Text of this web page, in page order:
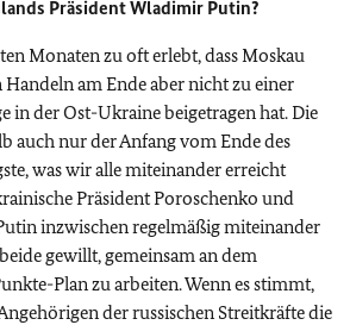
Präsident Wladimir Putin?
Monaten zu oft erlebt, dass Moskau
am Ende aber nicht zu einer
in der Ost-Ukraine beigetragen hat. Die
auch nur der Anfang vom Ende des
was wir alle miteinander erreicht
Präsident Poroschenko und
inzwischen regelmäßig miteinander
gewillt, gemeinsam an dem
Plan zu arbeiten. Wenn es stimmt,
der russischen Streitkräfte die